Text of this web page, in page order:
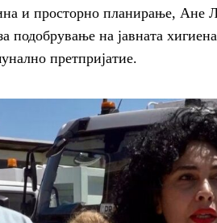
и просторно планирање, Ане
подобрување на јавната
претпријатие.